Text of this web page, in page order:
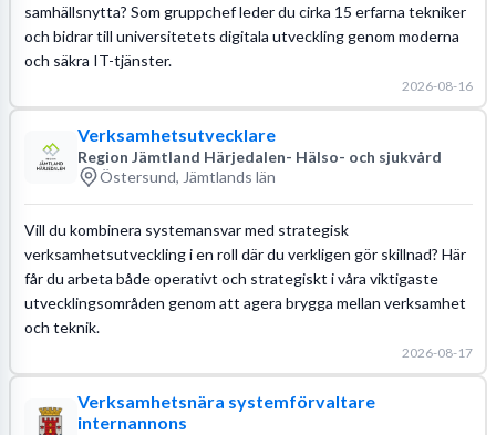
samhällsnytta? Som gruppchef leder du cirka 15 erfarna tekniker
och bidrar till universitetets digitala utveckling genom moderna
och säkra IT-tjänster.
2026-08-16
Verksamhetsutvecklare
Region Jämtland Härjedalen- Hälso- och sjukvård
Östersund, Jämtlands län
Vill du kombinera systemansvar med strategisk
verksamhetsutveckling i en roll där du verkligen gör skillnad? Här
får du arbeta både operativt och strategiskt i våra viktigaste
utvecklingsområden genom att agera brygga mellan verksamhet
och teknik.
2026-08-17
Verksamhetsnära systemförvaltare
internannons